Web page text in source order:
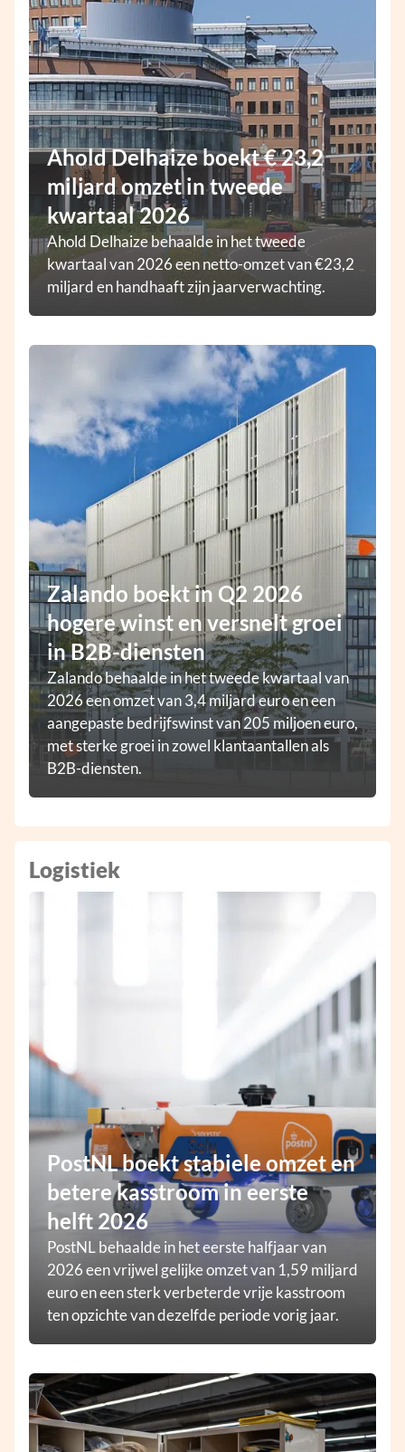
Ahold Delhaize boekt € 23,2
miljard omzet in tweede
kwartaal 2026
Ahold Delhaize behaalde in het tweede
kwartaal van 2026 een netto-omzet van €23,2
miljard en handhaaft zijn jaarverwachting.
Zalando boekt in Q2 2026
hogere winst en versnelt groei
in B2B-diensten
Zalando behaalde in het tweede kwartaal van
2026 een omzet van 3,4 miljard euro en een
aangepaste bedrijfswinst van 205 miljoen euro,
met sterke groei in zowel klantaantallen als
B2B-diensten.
Logistiek
PostNL boekt stabiele omzet en
betere kasstroom in eerste
helft 2026
PostNL behaalde in het eerste halfjaar van
2026 een vrijwel gelijke omzet van 1,59 miljard
euro en een sterk verbeterde vrije kasstroom
ten opzichte van dezelfde periode vorig jaar.